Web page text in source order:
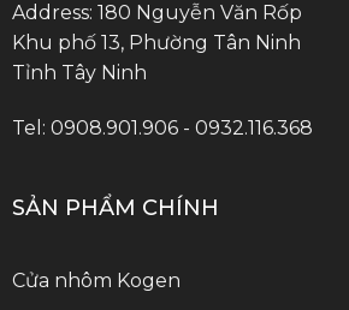
Address: 180 Nguyễn Văn Rốp
Khu phố 13, Phường Tân Ninh
Tỉnh Tây Ninh
Tel: 0908.901.906 - 0932.116.368
SẢN PHẨM CHÍNH
Cửa nhôm Kogen